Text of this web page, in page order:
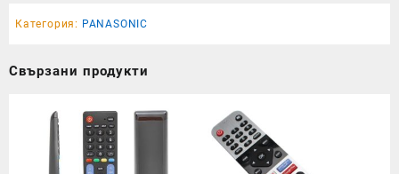
Категория: PANASONIC
Свързани продукти